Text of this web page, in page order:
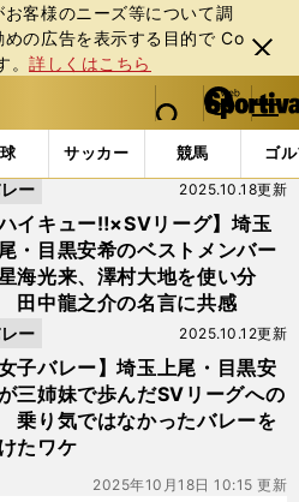
客様のニーズ等について調
の広告を表⽰する⽬的で Co
。詳しくはこちら
閉じ
る
web Sportiva (webスポルティーバ)
検索
マイペ
ー
ジ
メニュ
サッカー 競馬 ゴ
ュース・ 情報
ハイキュー‼×SVリーグ】埼玉
・目黒安希のベストメンバー
海光来、澤村大地を使い分
田中龍之介の名言に共感
2025.10.18更新
ー
女子バレー】埼玉上尾・目黒安
三姉妹で歩んだSVリーグへの
り気ではなかったバレーを
たワケ
2025.10.12更新
ー
2025年10月18日 10:15 更新